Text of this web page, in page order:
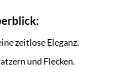
zeitlose Eleganz.
und Flecken.